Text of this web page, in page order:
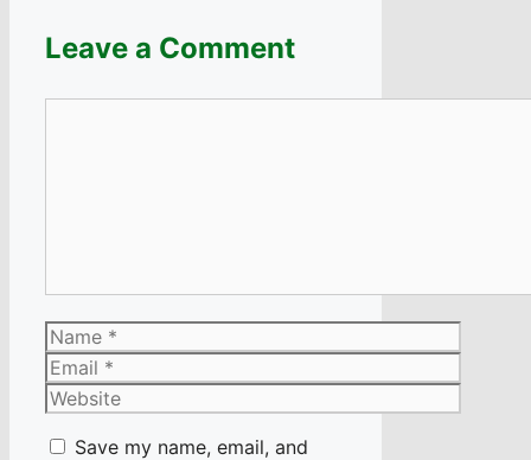
Leave a Comment
Name
Email
Website
Save my name, email, and